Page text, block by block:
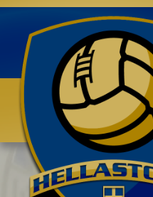
Benvenuti su